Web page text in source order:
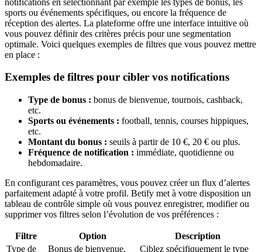
sports ou événements spécifiques, ou encore la fréquence de
réception des alertes. La plateforme offre une interface intuitive où
vous pouvez définir des critères précis pour une segmentation
optimale. Voici quelques exemples de filtres que vous pouvez mettre
en place :
Exemples de filtres pour cibler vos notifications
Type de bonus : bonus de bienvenue, tournois, cashback,
etc.
Sports ou événements : football, tennis, courses hippiques,
etc.
Montant du bonus : seuils à partir de 10 €, 20 € ou plus.
Fréquence de notification : immédiate, quotidienne ou
hebdomadaire.
En configurant ces paramètres, vous pouvez créer un flux d’alertes
parfaitement adapté à votre profil. Betify met à votre disposition un
tableau de contrôle simple où vous pouvez enregistrer, modifier ou
supprimer vos filtres selon l’évolution de vos préférences :
Filtre Option
Description
Type de
Bonus de bienvenue,
Ciblez spécifiquement le type